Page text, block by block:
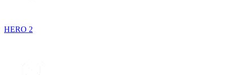
HERO 2